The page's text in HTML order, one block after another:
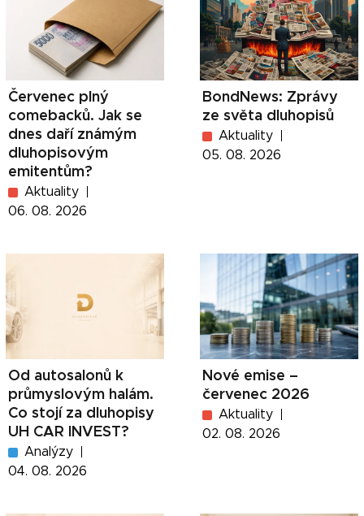
Červenec plný
comebacků. Jak se
dnes daří známým
dluhopisovým
emitentům?
Aktuality
06. 08. 2026
BondNews: Zprávy
ze světa dluhopisů
Aktuality
05. 08. 2026
Od autosalonů k
průmyslovým halám.
Co stojí za dluhopisy
UH CAR INVEST?
Analýzy
04. 08. 2026
Nové emise –
červenec 2026
Aktuality
02. 08. 2026